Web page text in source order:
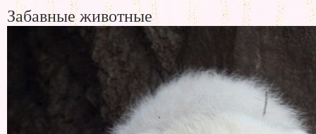
Забавные животные